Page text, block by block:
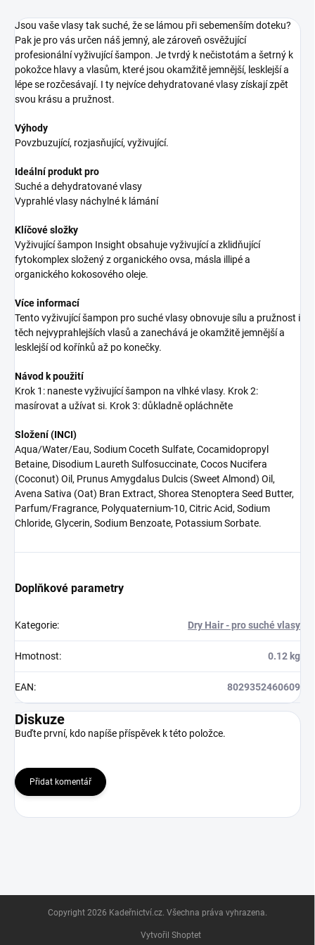
Jsou vaše vlasy tak suché, že se lámou při sebemenším doteku?
Pak je pro vás určen náš jemný, ale zároveň osvěžující
profesionální vyživující šampon. Je tvrdý k nečistotám a šetrný k
pokožce hlavy a vlasům, které jsou okamžitě jemnější, lesklejší a
lépe se rozčesávají. I ty nejvíce dehydratované vlasy získají zpět
svou krásu a pružnost.
Výhody
Povzbuzující, rozjasňující, vyživující.
Ideální produkt pro
Suché a dehydratované vlasy
Vyprahlé vlasy náchylné k lámání
Klíčové složky
Vyživující šampon Insight obsahuje vyživující a zklidňující
fytokomplex složený z organického ovsa, másla illipé a
organického kokosového oleje.
Více informací
Tento vyživující šampon pro suché vlasy obnovuje sílu a pružnost i
těch nejvyprahlejších vlasů a zanechává je okamžitě jemnější a
lesklejší od kořínků až po konečky.
Návod k použití
Krok 1: naneste vyživující šampon na vlhké vlasy. Krok 2:
masírovat a užívat si. Krok 3: důkladně opláchněte
Složení (INCI)
Aqua/Water/Eau, Sodium Coceth Sulfate, Cocamidopropyl
Betaine, Disodium Laureth Sulfosuccinate, Cocos Nucifera
(Coconut) Oil, Prunus Amygdalus Dulcis (Sweet Almond) Oil,
Avena Sativa (Oat) Bran Extract, Shorea Stenoptera Seed Butter,
Parfum/Fragrance, Polyquaternium-10, Citric Acid, Sodium
Chloride, Glycerin, Sodium Benzoate, Potassium Sorbate.
Doplňkové parametry
Kategorie: Dry Hair - pro suché vlasy
Hmotnost: 0.12 kg
EAN: 8029352460609
Diskuze
Buďte první, kdo napíše příspěvek k této položce.
Přidat komentář
Vytvořil Shoptet
Copyright 2026 Kadeřnictví.cz. Všechna práva vyhrazena.